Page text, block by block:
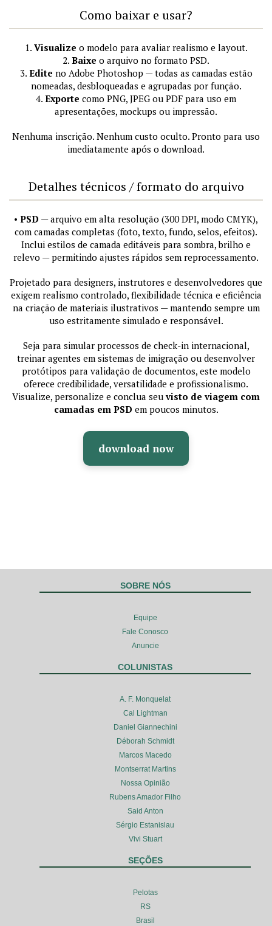
Como baixar e usar?
1. Visualize o modelo para avaliar realismo e layout.
2. Baixe o arquivo no formato PSD.
3. Edite no Adobe Photoshop — todas as camadas estão
nomeadas, desbloqueadas e agrupadas por função.
4. Exporte como PNG, JPEG ou PDF para uso em
apresentações, mockups ou impressão.
Nenhuma inscrição. Nenhum custo oculto. Pronto para uso
imediatamente após o download.
Detalhes técnicos / formato do arquivo
• PSD — arquivo em alta resolução (300 DPI, modo CMYK),
com camadas completas (foto, texto, fundo, selos, efeitos).
Inclui estilos de camada editáveis para sombra, brilho e
relevo — permitindo ajustes rápidos sem reprocessamento.
Projetado para designers, instrutores e desenvolvedores que
exigem realismo controlado, flexibilidade técnica e eficiência
na criação de materiais ilustrativos — mantendo sempre um
uso estritamente simulado e responsável.
Seja para simular processos de check-in internacional,
treinar agentes em sistemas de imigração ou desenvolver
protótipos para validação de documentos, este modelo
oferece credibilidade, versatilidade e profissionalismo.
Visualize, personalize e conclua seuvisto de viagem com
camadas em PSD em poucos minutos.
download now
SOBRE NÓS
Equipe
Fale Conosco
Anuncie
COLUNISTAS
A. F. Monquelat
Cal Lightman
Daniel Giannechini
Déborah Schmidt
Marcos Macedo
Montserrat Martins
Nossa Opinião
Rubens Amador Filho
Said Anton
Sérgio Estanislau
Vivi Stuart
SEÇÕES
Pelotas
RS
Brasil